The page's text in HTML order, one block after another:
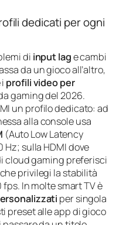
dedicati per ogni
di input lage cambi
da un gioco all’altro,
profili video per
gaming del 2026.
un profilo dedicato: ad
alla console usa
(Auto Low Latency
Hz; sulla HDMI dove
cloud gaming preferisci
privilegi la stabilità
fps. In molte smart TV è
per singola
preset alle app di gioco